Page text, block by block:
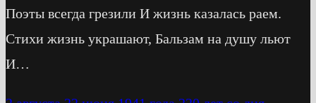
Поэты всегда грезили И жизнь казалась раем.
Стихи жизнь украшают, Бальзам на душу льют
И…